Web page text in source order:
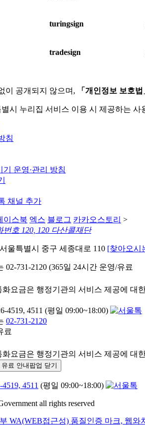
turingsign
tradesign
이 공개되지 않으며, 「개인정보 보호법
시 누리집 서비스 이용 시 제공하는
침
운영·관리 방침
채널 추가
이스북 엑스 블로그 카카오스토리 >
번호 120, 120 다산콜재단
울특별시 중구 세종대로 110 [찾아오시
02-731-2120 (365일 24시간 운영/유료
화요금은 행정기관의 서비스 제공에 대
4519, 4511 (평일 09:00~18:00)
02-731-2120
료
화요금은 행정기관의 서비스 제공에 대
유료 안내팝업 닫기
4511 (평일 09:00~18:00)
all rights reserved